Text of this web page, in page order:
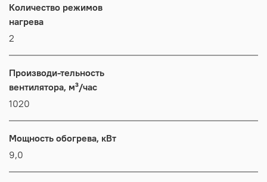
Количество режимов
нагрева
2
Производи-тельность
вентилятора, м³/час
1020
Мощность обогрева, кВт
9,0